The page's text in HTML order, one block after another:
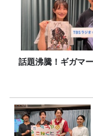
話題沸騰！ギガマ